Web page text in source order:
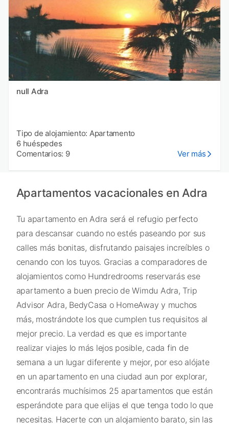
null Adra
Tipo de alojamiento: Apartamento
6 huéspedes
Comentarios: 9
Ver más
Apartamentos vacacionales en Adra
Tu apartamento en Adra será el refugio perfecto
para descansar cuando no estés paseando por sus
calles más bonitas, disfrutando paisajes increíbles o
cenando con los tuyos. Gracias a comparadores de
alojamientos como Hundredrooms reservarás ese
apartamento a buen precio de Wimdu Adra, Trip
Advisor Adra, BedyCasa o HomeAway y muchos
más, mostrándote los que cumplen tus requisitos al
mejor precio. La verdad es que es importante
realizar viajes lo más lejos posible, cada fin de
semana a un lugar diferente y mejor, por eso alójate
en un apartamento en una ciudad aun por explorar,
encontrarás muchísimos 25 apartamentos que están
esperándote para que elijas el que tenga todo lo que
necesitas. Hacerte con un alojamiento barato, sin las